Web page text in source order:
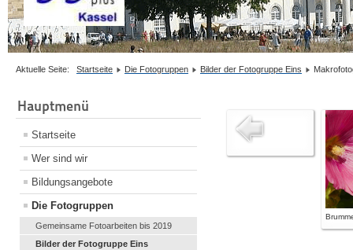
Aktuelle Seite: Startseite Die Fotogruppen Bilder der Fotogruppe Eins
Hauptmenü
Startseite
Wer sind wir
Bildungsangebote
Die Fotogruppen
Gemeinsame Fotoarbeiten bis 2019
Bilder der Fotogruppe Eins